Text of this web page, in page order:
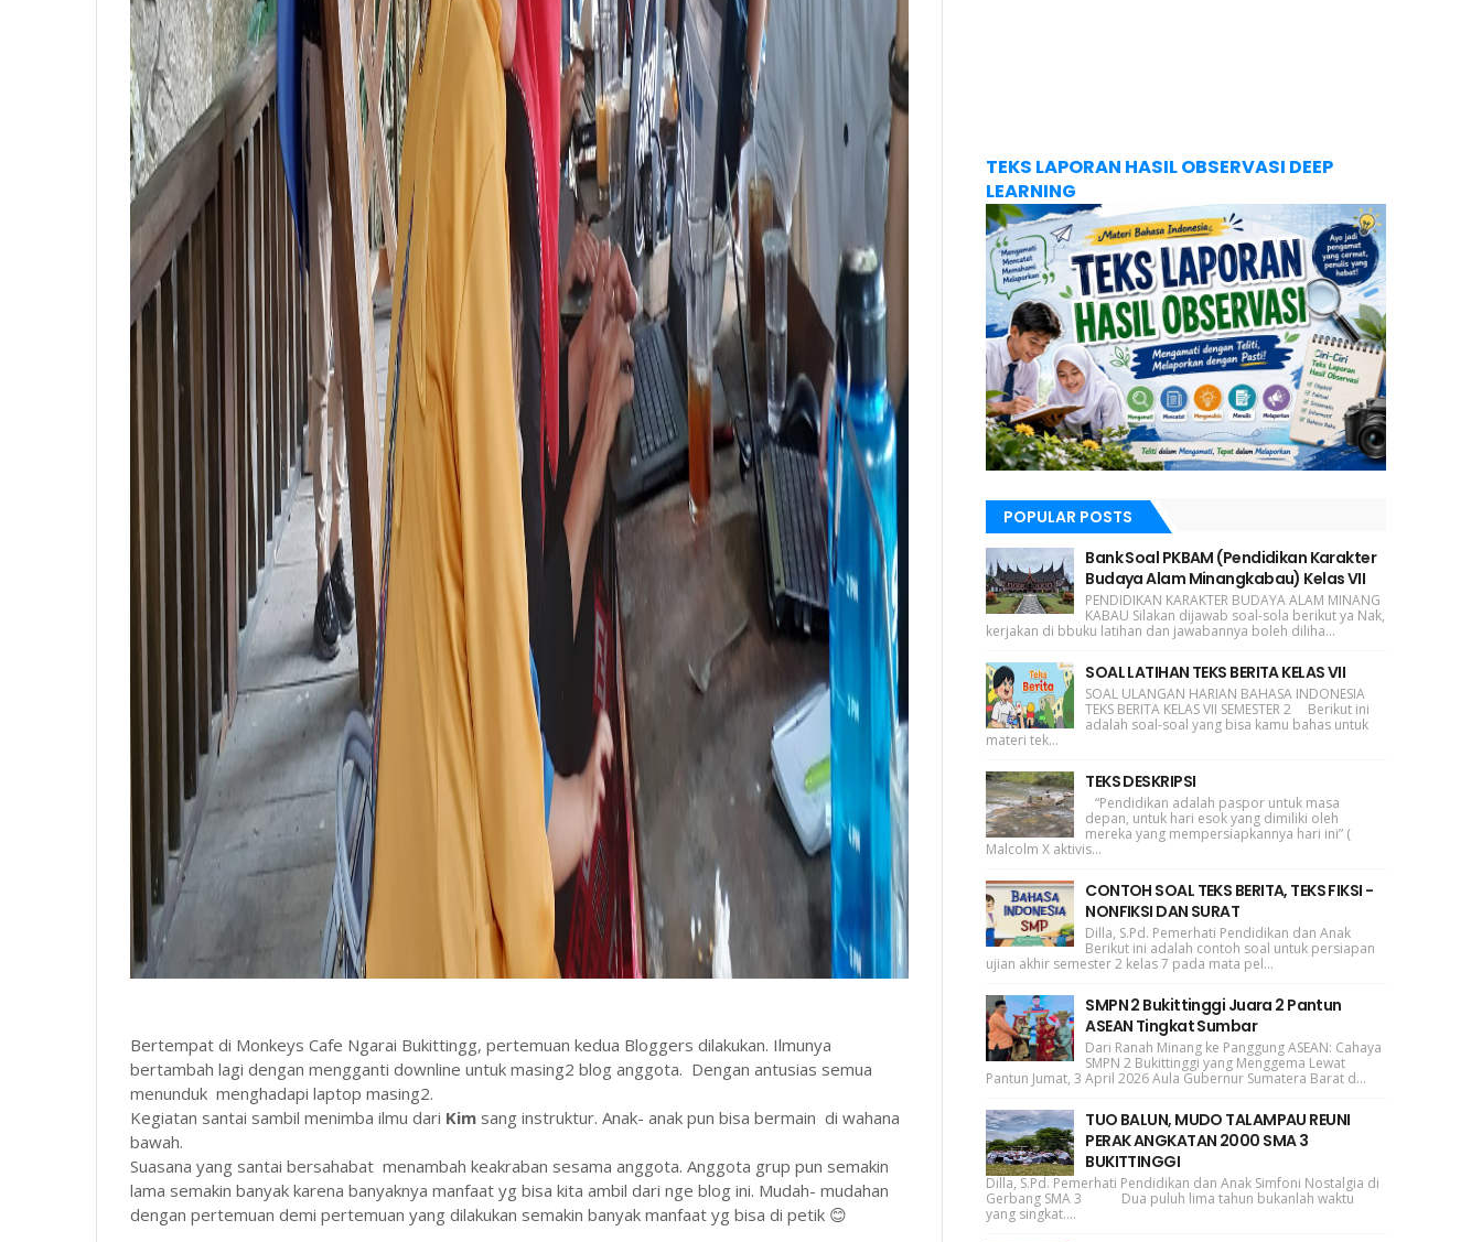
Bertempat di Monkeys Cafe Ngarai Bukittingg, pertemuan kedua Bloggers dilakukan. Ilmunya
bertambah lagi dengan mengganti downline untuk masing2 blog anggota. Dengan antusias semua
menunduk menghadapi laptop masing2.
Kegiatan santai sambil menimba ilmu dari Kim sang instruktur. Anak- anak pun bisa bermain di wahana
bawah.
Suasana yang santai bersahabat menambah keakraban sesama anggota. Anggota grup pun semakin
lama semakin banyak karena banyaknya manfaat yg bisa kita ambil dari nge blog ini. Mudah- mudahan
dengan pertemuan demi pertemuan yang dilakukan semakin banyak manfaat yg bisa di petik 😊
TEKS LAPORAN HASIL OBSERVASI DEEP
LEARNING
POPULAR POSTS
Bank Soal PKBAM (Pendidikan Karakter
Budaya Alam Minangkabau) Kelas VII
PENDIDIKAN KARAKTER BUDAYA ALAM MINANG
KABAU Silakan dijawab soal-sola berikut ya Nak,
kerjakan di bbuku latihan dan jawabannya boleh diliha...
SOAL LATIHAN TEKS BERITA KELAS VII
SOAL ULANGAN HARIAN BAHASA INDONESIA
TEKS BERITA KELAS VII SEMESTER 2 Berikut ini
adalah soal-soal yang bisa kamu bahas untuk
materi tek...
TEKS DESKRIPSI
“Pendidikan adalah paspor untuk masa
depan, untuk hari esok yang dimiliki oleh
mereka yang mempersiapkannya hari ini” (
Malcolm X aktivis...
CONTOH SOAL TEKS BERITA, TEKS FIKSI -
NONFIKSI DAN SURAT
Dilla, S.Pd. Pemerhati Pendidikan dan Anak
Berikut ini adalah contoh soal untuk persiapan
ujian akhir semester 2 kelas 7 pada mata pel...
SMPN 2 Bukittinggi Juara 2 Pantun
ASEAN Tingkat Sumbar
Dari Ranah Minang ke Panggung ASEAN: Cahaya
SMPN 2 Bukittinggi yang Menggema Lewat
Pantun Jumat, 3 April 2026 Aula Gubernur Sumatera Barat d...
TUO BALUN, MUDO TALAMPAU REUNI
PERAK ANGKATAN 2000 SMA 3
BUKITTINGGI
Dilla, S.Pd. Pemerhati Pendidikan dan Anak Simfoni Nostalgia di
Gerbang SMA 3 Dua puluh lima tahun bukanlah waktu
yang singkat....